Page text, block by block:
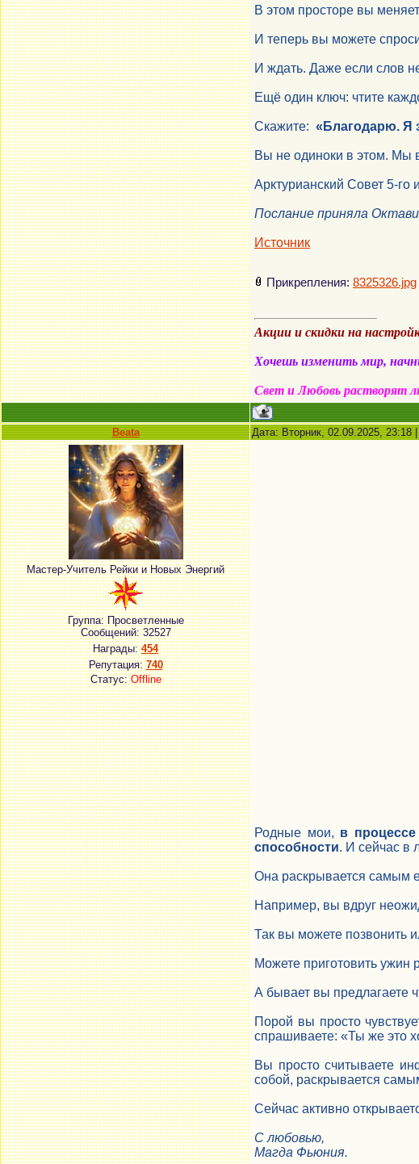
В этом просторе вы
И теперь вы можете
И ждать. Даже если слов
Ещё один ключ: чтите
Скажите: «Благодарю. Я
Вы не одиноки в этом. Мы
Арктурианский Совет 5-го
Послание приняла
Источник
Прикрепления: 8325326.jpg
Акции и скидки на
Хочешь изменить мир,
Свет и Любовь растворят
Beata Дата: Вторник, 02.09.2025, 23:18
Мастер-Учитель Рейки и Новых Энергий
Группа: Просветленные
Сообщений:32527
Награды:454
Репутация:740
Статус:Offline
Родные мои, в
способности. И сейчас в
Она раскрывается самым
Например, вы вдруг
Так вы можете позвонить
Можете приготовить ужин
А бывает вы предлагаете
Порой вы просто
спрашиваете: «Ты же это
Вы просто считываете
собой, раскрывается
Сейчас активно
С любовью,
Магда Фьюния.